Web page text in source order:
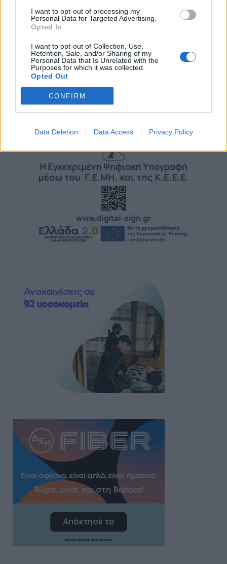
I want to opt-out of processing my
Personal Data for Targeted Advertising.
Opted In
I want to opt-out of Collection, Use,
Retention, Sale, and/or Sharing of my
Personal Data that Is Unrelated with the
Purposes for which it was collected.
Opted Out
CONFIRM
Data Deletion Data Access Privacy Policy
Στην πρόσφατη επίσκεψή του στην Ημαθία ο επικεφαλής της
περιφερειακής παράταξης «Πράξεις για τη Μακεδονία», Χρήστος
Παπαστεργίου, αναρωτήθηκε δημόσια «ποιά…